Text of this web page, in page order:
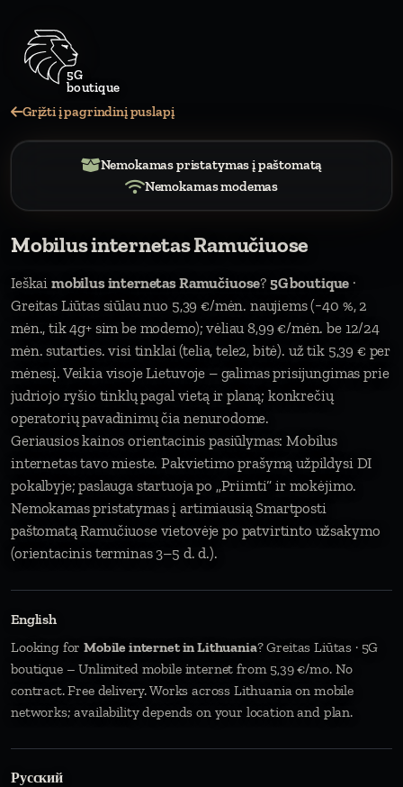
5G
Grįžti į pagrindinį puslapį
Nemokamas pristatymas į paštomatą
Nemokamas modemas
Mobilus internetas Ramučiuose
Ieškai mobilus internetas Ramučiuose? 5G boutique ·
Greitas Liūtas siūlau nuo 5,39 €/mėn. naujiems (−40 %, 2
mėn., tik 4g+ sim be modemo); vėliau 8,99 €/mėn. be 12/24
mėn. sutarties. visi tinklai (telia, tele2, bitė). už tik 5,39 € per
mėnesį. Veikia visoje Lietuvoje – galimas prisijungimas prie
judriojo ryšio tinklų pagal vietą ir planą; konkrečių
operatorių pavadinimų čia nenurodome.
Geriausios kainos orientacinis pasiūlymas: Mobilus
internetas tavo mieste. Pakvietimo prašymą užpildysi DI
pokalbyje; paslauga startuoja po „Priimti“ ir mokėjimo.
Nemokamas pristatymas į artimiausią Smartposti
paštomatą Ramučiuose vietovėje po patvirtinto užsakymo
(orientacinis terminas 3–5 d. d.).
English
Looking forMobile internet in Lithuania? Greitas Liūtas · 5G
boutique – Unlimited mobile internet from 5,39 €/mo. No
contract. Free delivery. Works across Lithuania on mobile
networks; availability depends on your location and plan.
Русский